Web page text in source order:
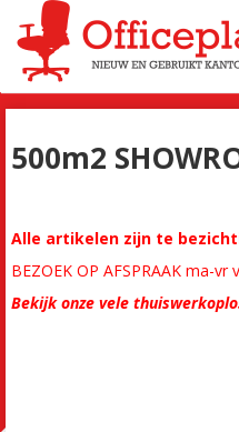
500m2
Alle artikelen zijn te
BEZOEK OP AFSPRAAK ma-
Bekijk onze vele